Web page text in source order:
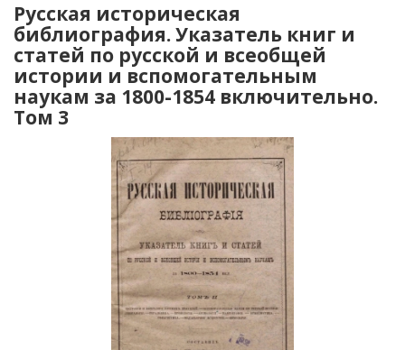
Русская историческая
библиография. Указатель книг и
статей по русской и всеобщей
истории и вспомогательным
наукам за 1800-1854 включительно.
Том 3